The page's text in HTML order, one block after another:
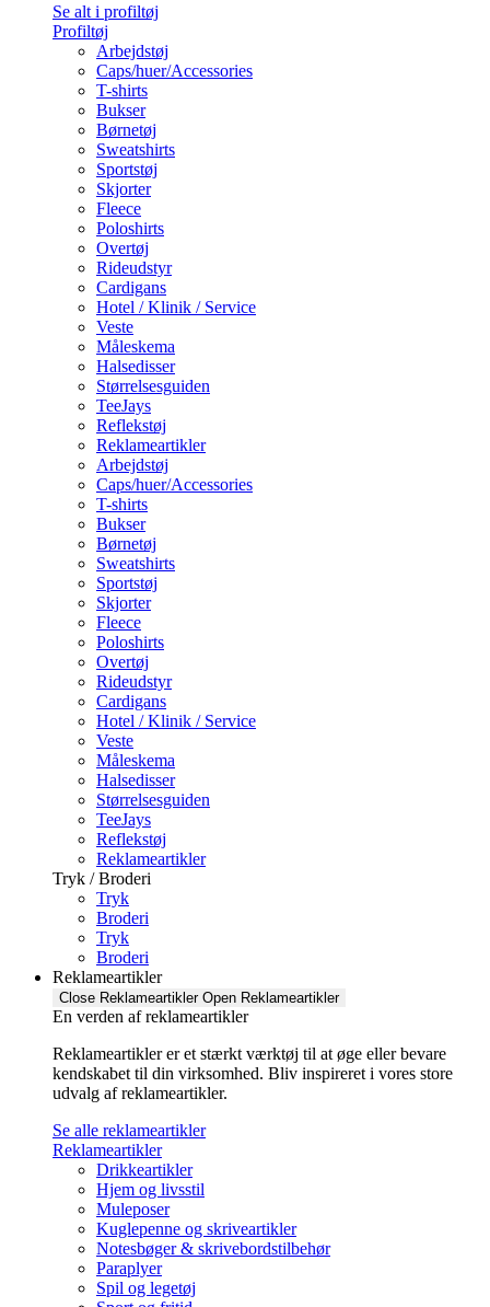
Se alt i profiltøj
Profiltøj
Arbejdstøj
Caps/huer/Accessories
T-shirts
Bukser
Børnetøj
Sweatshirts
Sportstøj
Skjorter
Fleece
Poloshirts
Overtøj
Rideudstyr
Cardigans
Hotel / Klinik / Service
Veste
Måleskema
Halsedisser
Størrelsesguiden
TeeJays
Reflekstøj
Reklameartikler
Arbejdstøj
Caps/huer/Accessories
T-shirts
Bukser
Børnetøj
Sweatshirts
Sportstøj
Skjorter
Fleece
Poloshirts
Overtøj
Rideudstyr
Cardigans
Hotel / Klinik / Service
Veste
Måleskema
Halsedisser
Størrelsesguiden
TeeJays
Reflekstøj
Reklameartikler
Tryk / Broderi
Tryk
Broderi
Tryk
Broderi
Reklameartikler
Close Reklameartikler Open Reklameartikler
En verden af reklameartikler ​
Reklameartikler er et stærkt værktøj til at øge eller bevare
kendskabet til din virksomhed. Bliv inspireret i vores store
udvalg af reklameartikler.
Se alle reklameartikler
Reklameartikler
Drikkeartikler
Hjem og livsstil
Muleposer
Kuglepenne og skriveartikler
Notesbøger & skrivebordstilbehør
Paraplyer
Spil og legetøj